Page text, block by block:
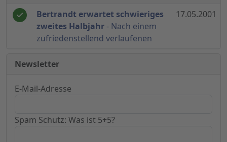
Bertrandt erwartet schwieriges
zweites Halbjahr- Nach einem
zufriedenstellend verlaufenen
17.05.2001
Newsletter
E-Mail-Adresse
Spam Schutz: Was ist 5+5?